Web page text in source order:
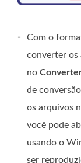
-
Com o
converter os
no
de
os arquivos
você pode
usando o
ser